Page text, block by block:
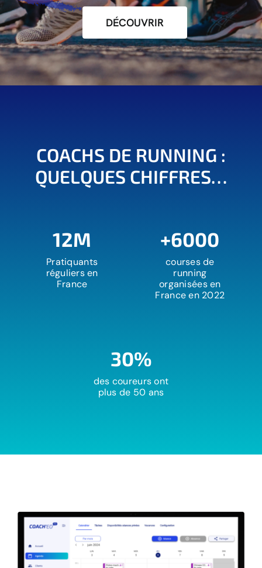
DÉCOUVRIR
COACHS DE RUNNING :
QUELQUES CHIFFRES…
12M
Pratiquants
réguliers en
France
+6000
courses de
running
organisées en
France en 2022
30%
des coureurs ont
plus de 50 ans